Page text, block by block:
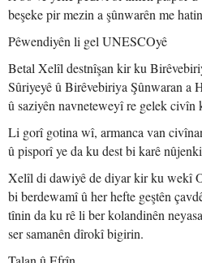
beşeke pir mezin a şûnwarên me
Pêwendiyên li gel UNESCOyê
Betal Xelîl destnîşan kir ku
Sûriyeyê û Birêvebiriya Şûnwaran a
û saziyên navneteweyî re gelek civîn
Li gorî gotina wî, armanca van
û pisporî ye da ku dest bi karê
Xelîl di dawiyê de diyar kir ku wekî
bi berdewamî û her hefte geştên
tînin da ku rê li ber kolandinên
ser samanên dîrokî bigirin.